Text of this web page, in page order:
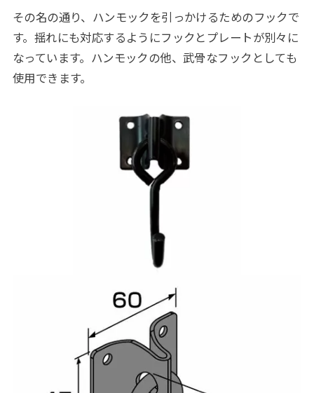
その名の通り、ハンモックを引っかけるためのフックで
す。揺れにも対応するようにフックとプレートが別々に
なっています。ハンモックの他、武骨なフックとしても
使用できます。